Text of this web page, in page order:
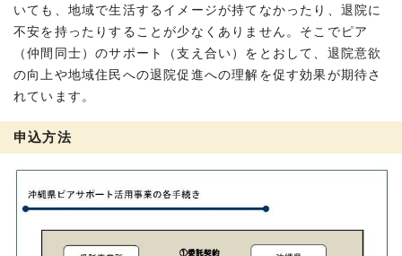
いても、地域で生活するイメージが持てなかったり、退院に
不安を持ったりすることが少なくありません。そこでピア
（仲間同士）のサポート（支え合い）をとおして、退院意欲
の向上や地域住民への退院促進への理解を促す効果が期待さ
れています。
申込方法